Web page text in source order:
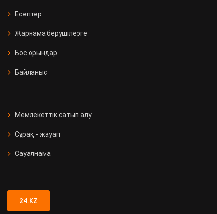
Есептер
Жарнама берушілерге
Бос орындар
Байланыс
Мемлекеттік сатып алу
Сұрақ - жауап
Сауалнама
24.KZ